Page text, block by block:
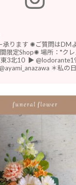
承ります ✺ご質問はDM
限定Shop✺ 場所：*ク
東3北10⁡ ▶︎
＊私の